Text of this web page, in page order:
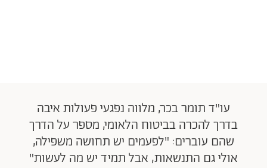
עו"ד תומר בכר, מלווה נפגעי פעולות איבה
בדרך להכרה בביטוח הלאומי, מספר על הדרך
שהם עוברים: "לפעמים יש תחושה משפילה,
אולי גם התנשאות, אבל תמיד יש מה לעשות"